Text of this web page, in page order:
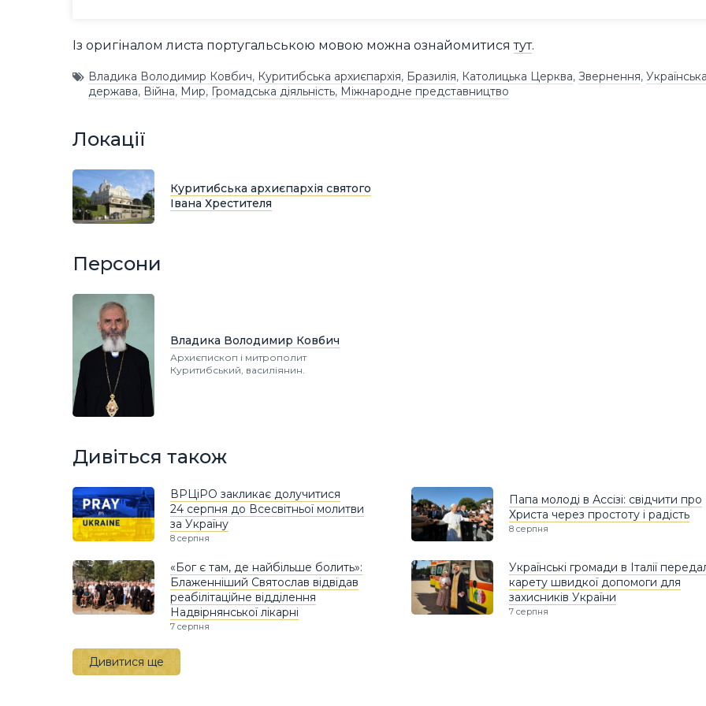
Із оригіналом листа португальською мовою можна ознайомитисятут.
Владика Володимир Ковбич, Куритибська архиєпархія, Бразилія, Католицька Церква, Звернення,
держава, Війна, Мир, Громадська діяльність, Міжнародне представництво
Локації
Куритибська архиєпархія святого
Івана Хрестителя
Персони
Владика Володимир Ковбич
Архиєпископ і митрополит
Куритибський, василіянин.
Дивіться також
ВРЦіРО закликає долучитися
24 серпня до Всесвітньої молитви
за Україну
8 серпня
Папа молоді в Ассізі: свідчити про
Христа через простоту і радість
8 серпня
«Бог є там, де найбільше болить»:
Блаженніший Святослав відвідав
реабілітаційне відділення
Надвірнянської лікарні
7 серпня
Українські громади в Італії
карету швидкої допомоги для
захисників України
7 серпня
Дивитися ще